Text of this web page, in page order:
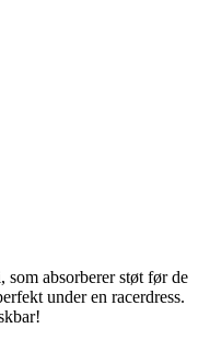
absorberer støt før de
under en racerdress.